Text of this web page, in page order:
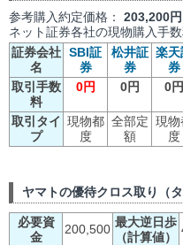
参考購入約定価格： 203,200円
ネット証券各社の現物購入手
証券会社
名
SBI証
券
松井証
券
楽天
券
取引手数
料
0円 0円 0円
取引タイ
プ
現物都
度
全部定
額
現物
度
ヤマトの優待クロス取り（
必要資
金
200,500 最大逆日歩
（計算値）